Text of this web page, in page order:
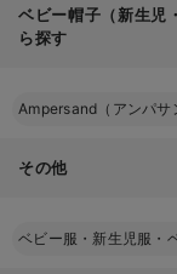
ベビー帽子（新生
ら探す
Ampersand（アンパサ
その他
ベビー服・新生児服・